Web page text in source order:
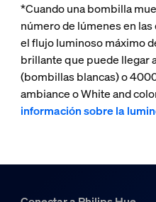
*Cuando una bombilla
número de lúmenes en
el flujo luminoso máximo
brillante que puede llegar
(bombillas blancas) o
ambiance o White and
información sobre la